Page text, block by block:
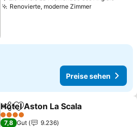
Renovierte, moderne ZimmerPreise
Preise sehen
TeilenZu Favoriten hinzufügen
Hotel Aston La Scala
4 Sterne
7,8 Gut
9.236